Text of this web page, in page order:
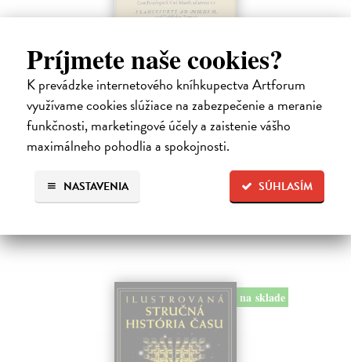
Príjmete naše cookies?
K prevádzke internetového kníhkupectva Artforum
využívame cookies slúžiace na zabezpečenie a meranie
funkčnosti, marketingové účely a zaistenie vášho
maximálneho pohodlia a spokojnosti.
SÚHLASÍM
NASTAVENIA
O šestiúhelné sněhové vločce
Kepler Johannes, Šolcová Alena | Kniha
Konečně máme možnost přečíst si v češtině kouzelné Keplerovo dílko
sepsané v Praze nejspíše roku 1610. Je to jistě hezký dárek, stejně
jako kdysi byl před mnoha staletími tento novoroční pozdrav
autorovu…
4,56 €
na sklade